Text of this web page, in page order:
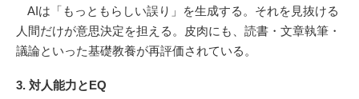
AIは「もっともらしい誤り」を生成する。それを見抜ける
人間だけが意思決定を担える。皮肉にも、読書・文章執筆・
議論といった基礎教養が再評価されている。
3. 対人能力とEQ